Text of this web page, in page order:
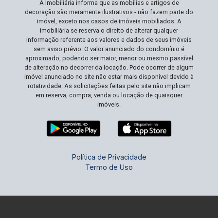
realização do seu projeto de vida!
A Imobiliária informa que as mobílias e artigos de
decoração são meramente ilustrativos - não fazem parte do
imóvel, exceto nos casos de imóveis mobiliados. A
imobiliária se reserva o direito de alterar qualquer
informação referente aos valores e dados de seus imóveis
sem aviso prévio. O valor anunciado do condomínio é
aproximado, podendo ser maior, menor ou mesmo passível
de alteração no decorrer da locação. Pode ocorrer de algum
imóvel anunciado no site não estar mais disponível devido à
rotatividade. As solicitações feitas pelo site não implicam
em reserva, compra, venda ou locação de quaisquer
imóveis.
Política de Privacidade
Termo de Uso